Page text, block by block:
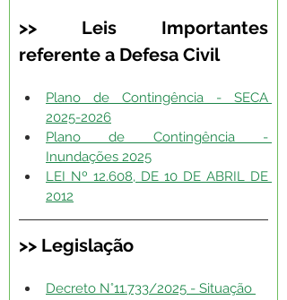
>> Leis Importantes
referente a Defesa Civil
Plano de Contingência - SECA
2025-2026
Plano de Contingência -
Inundações 2025
LEI Nº 12.608, DE 10 DE ABRIL DE
2012
>> Legislação
Decreto N°11.733/2025 - Situação